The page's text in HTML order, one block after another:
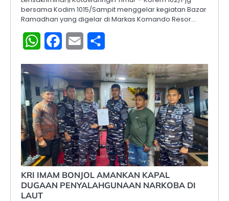
bersama Kodim 1015/Sampit menggelar kegiatan Bazar
Ramadhan yang digelar di Markas Komando Resor…
WhatsAppFacebook
Email
KRI IMAM BONJOL AMANKAN KAPAL
DUGAAN PENYALAHGUNAAN NARKOBA DI
LAUT